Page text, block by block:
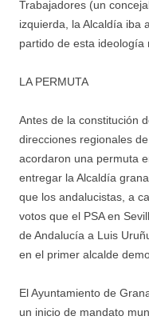
Trabajadores (un
izquierda, la Alcaldía iba
partido de esta ideología
LA PERMUTA
Antes de la constitución
direcciones regionales
acordaron una permuta
entregar la Alcaldía
que los andalucistas, a
votos que el PSA en
de Andalucía a Luis
en el primer alcalde
El Ayuntamiento de
un inicio de mandato